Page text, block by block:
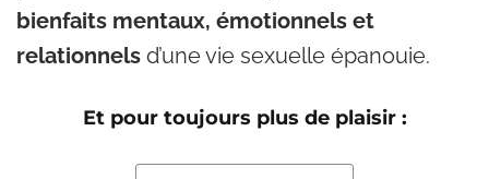
bienfaits mentaux, émotionnels et
relationnels d’une vie sexuelle épanouie.
Et pour toujours plus de plaisir :